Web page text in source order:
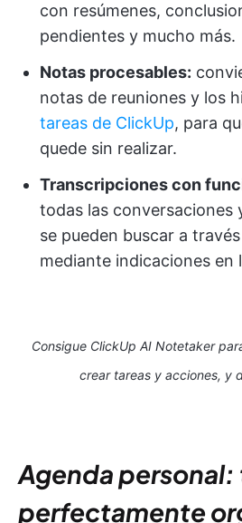
con resúmenes,
pendientes y mucho más.
Notas procesables:
notas de reuniones y los
tareas de ClickUp, para
quede sin realizar.
Transcripciones con
todas las conversaciones
se pueden buscar a
mediante indicaciones en
Consigue ClickUp AI Notetaker
crear tareas y acciones, y
Agenda personal:
perfectamente